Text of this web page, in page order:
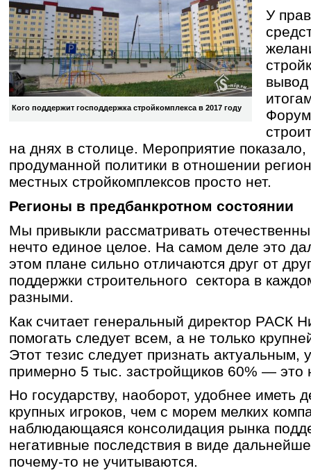
Кого поддержит господдержка стройкомплекса в 2017 году
У
на днях в столице. Мероприятие показало,
продуманной политики в отношении
местных стройкомплексов просто нет.
Регионы в предбанкротном состоянии
Мы привыкли рассматривать
нечто единое целое. На самом деле это
этом плане сильно отличаются друг от
поддержки строительного сектора в
разными.
Как считает генеральный директор РАСК
помогать следует всем, а не только
Этот тезис следует признать актуальным,
примерно 5 тыс. застройщиков 60% —
Но государству, наоборот, удобнее иметь
крупных игроков, чем с морем мелких
наблюдающаяся консолидация рынка
негативные последствия в виде
почему-то не учитываются.